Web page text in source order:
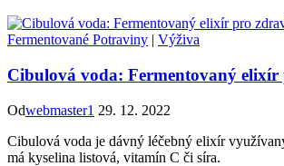
Fermentované Potraviny | Výživa
Cibulová voda: Fermentovaný
Odwebmaster1 29. 12. 2022
Cibulová voda je dávný léčebný elixír
má kyselina listová, vitamín C či síra.